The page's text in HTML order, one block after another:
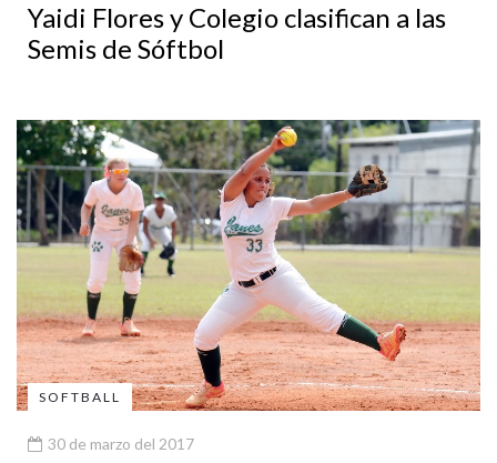
Yaidi Flores y Colegio clasifican a las
Semis de Sóftbol
SOFTBALL
30 de marzo del 2017